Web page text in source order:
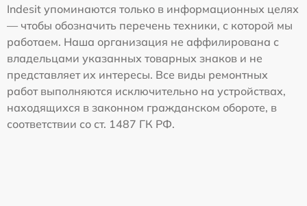
Indesit упоминаются только в информационных целях
— чтобы обозначить перечень техники, с которой мы
работаем. Наша организация не аффилирована с
владельцами указанных товарных знаков и не
представляет их интересы. Все виды ремонтных
работ выполняются исключительно на устройствах,
находящихся в законном гражданском обороте, в
соответствии со ст. 1487 ГК РФ.